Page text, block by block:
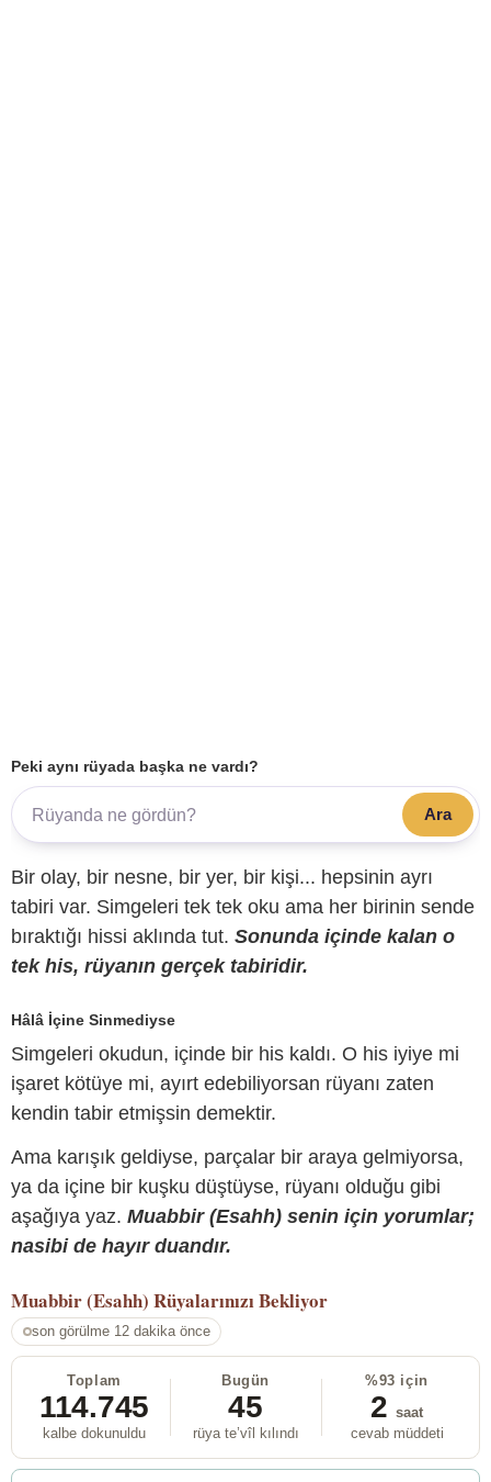
Peki aynı rüyada başka ne vardı?
Ara
Bir olay, bir nesne, bir yer, bir kişi... hepsinin ayrı
tabiri var. Simgeleri tek tek oku ama her birinin sende
bıraktığı hissi aklında tut. Sonunda içinde kalan o
tek his, rüyanın gerçek tabiridir.
Hâlâ İçine Sinmediyse
Simgeleri okudun, içinde bir his kaldı. O his iyiye mi
işaret kötüye mi, ayırt edebiliyorsan rüyanı zaten
kendin tabir etmişsin demektir.
Ama karışık geldiyse, parçalar bir araya gelmiyorsa,
ya da içine bir kuşku düştüyse, rüyanı olduğu gibi
aşağıya yaz. Muabbir (Esahh) senin için yorumlar;
nasibi de hayır duandır.
Muabbir (Esahh) Rüyalarınızı Bekliyor
son görülme 12 dakika önce
Toplam
114.745
kalbe dokunuldu
Bugün
45
rüya te’vîl kılındı
%93 için
2 saat
cevab müddeti